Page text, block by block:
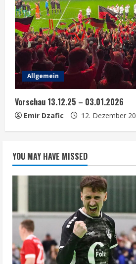
Allgemein
Vorschau 13.12.25 – 03.01.2026
Emir Dzafic 12. Dezember
YOU MAY HAVE MISSED